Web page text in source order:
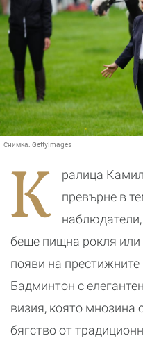
Снимка: GettyImages
К
ралица
превърне в
беше пищна рокля
появи на престижните
Бадминтон с
визия, която мнозина
бягство от